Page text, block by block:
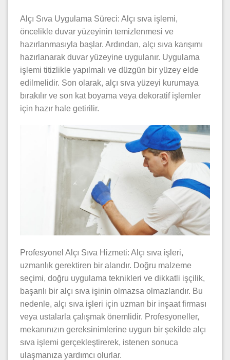
Alçı Sıva Uygulama Süreci: Alçı sıva işlemi,
öncelikle duvar yüzeyinin temizlenmesi ve
hazırlanmasıyla başlar. Ardından, alçı sıva karışımı
hazırlanarak duvar yüzeyine uygulanır. Uygulama
işlemi titizlikle yapılmalı ve düzgün bir yüzey elde
edilmelidir. Son olarak, alçı sıva yüzeyi kurumaya
bırakılır ve son kat boyama veya dekoratif işlemler
için hazır hale getirilir.
Profesyonel Alçı Sıva Hizmeti: Alçı sıva işleri,
uzmanlık gerektiren bir alandır. Doğru malzeme
seçimi, doğru uygulama teknikleri ve dikkatli işçilik,
başarılı bir alçı sıva işinin olmazsa olmazlarıdır. Bu
nedenle, alçı sıva işleri için uzman bir inşaat firması
veya ustalarla çalışmak önemlidir. Profesyoneller,
mekanınızın gereksinimlerine uygun bir şekilde alçı
sıva işlemi gerçekleştirerek, istenen sonuca
ulaşmanıza yardımcı olurlar.